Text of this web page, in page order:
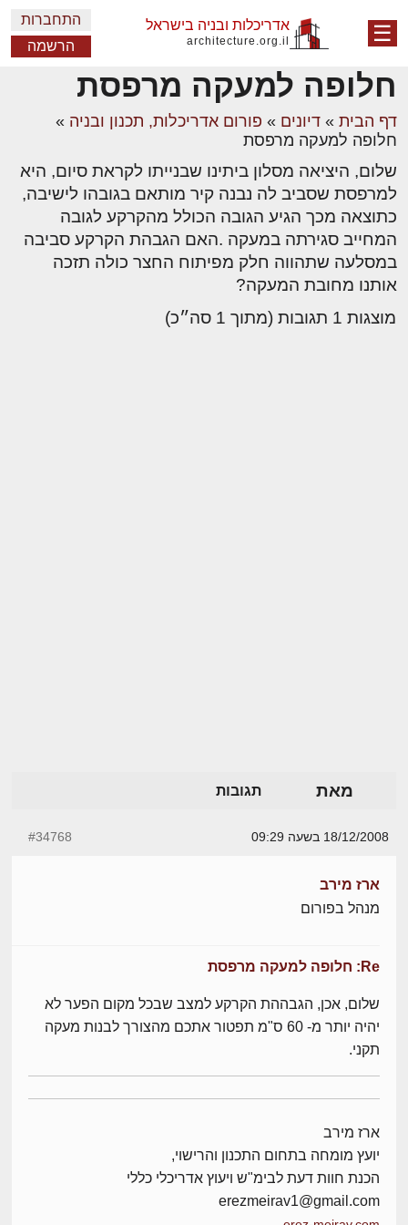
☰ אדריכלות ובניה בישראל
architecture.org.il
התחברות
הרשמה
חלופה למעקה מרפסת
דף הבית » דיונים » פורום אדריכלות, תכנון ובניה »
חלופה למעקה מרפסת
שלום, היציאה מסלון ביתינו שבנייתו לקראת סיום, היא
למרפסת שסביב לה נבנה קיר מותאם בגובהו לישיבה,
כתוצאה מכך הגיע הגובה הכולל מהקרקע לגובה
המחייב סגירתה במעקה .האם הגבהת הקרקע סביבה
במסלעה שתהווה חלק מפיתוח החצר כולה תזכה
אותנו מחובת המעקה?
מוצגות 1 תגובות (מתוך 1 סה״כ)
מאת תגובות
18/12/2008 בשעה 09:29 #34768
ארז מירב
מנהל בפורום
Re: חלופה למעקה מרפסת
שלום, אכן, הגבההת הקרקע למצב שבכל מקום הפער לא
יהיה יותר מ- 60 ס"מ תפטור אתכם מהצורך לבנות מעקה
תקני.
ארז מירב
יועץ מומחה בתחום התכנון והרישוי,
הכנת חוות דעת לבימ"ש ויעוץ אדריכלי כללי
erezmeirav1@gmail.com